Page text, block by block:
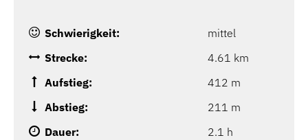
Schwierigkeit:
mittel
Strecke:
4.61 km
Aufstieg:
412 m
Abstieg:
211 m
Dauer:
2.1 h